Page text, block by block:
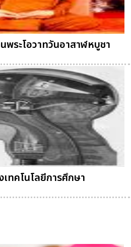
พระโอวาทวันอาสาฬหบูชา
ทคโนโลยีการศึกษา